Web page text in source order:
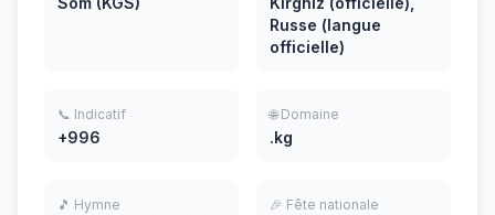
Russe (langue
officielle)
📞 Indicatif
+996
🌐 Domaine
.kg
🎵 Hymne 🎉 Fête nationale